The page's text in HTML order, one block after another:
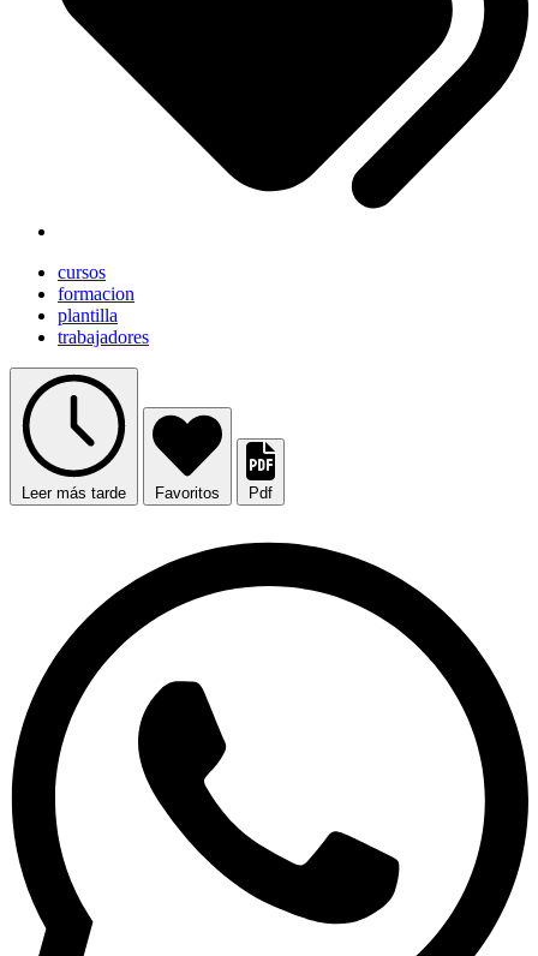
cursos
formacion
plantilla
trabajadores
Leer más tarde Favoritos Pdf